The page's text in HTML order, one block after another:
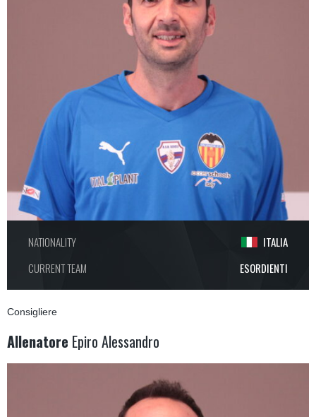
NATIONALITY
ITALIA
CURRENT TEAM
ESORDIENTI
Consigliere
Allenatore Epiro Alessandro